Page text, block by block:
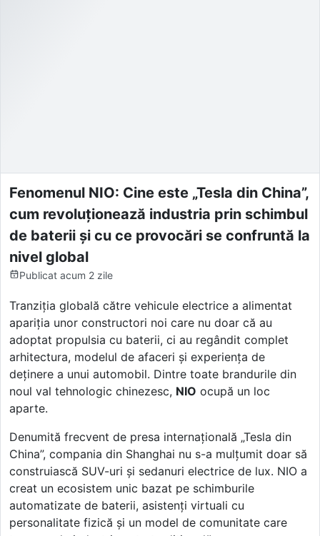
Fenomenul NIO: Cine este „Tesla din China”,
cum revoluționează industria prin schimbul
de baterii și cu ce provocări se confruntă la
nivel global
Publicat acum 2 zile
Tranziția globală către vehicule electrice a alimentat
apariția unor constructori noi care nu doar că au
adoptat propulsia cu baterii, ci au regândit complet
arhitectura, modelul de afaceri și experiența de
deținere a unui automobil. Dintre toate brandurile din
noul val tehnologic chinezesc, NIO ocupă un loc
aparte.
Denumită frecvent de presa internațională „Tesla din
China”, compania din Shanghai nu s-a mulțumit doar să
construiască SUV-uri și sedanuri electrice de lux. NIO a
creat un ecosistem unic bazat pe schimburile
automatizate de baterii, asistenți virtuali cu
personalitate fizică și un model de comunitate care